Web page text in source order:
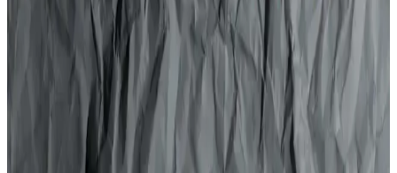
Bonhair Şekillendirici Saç Jölesi 500 ml: Yüksek
Tutuculuk ve Doğal Hacim Sağlayan Ürün
Bonhair Şekillendirici Saç Jölesi 500 ml, yüksek tutuculuk ve doğal
hacim sunar. Besleyici formülüyle saçları korur, kabarmayı önler ve
yapışkanlık bırakmadan hafif ıslaklık sağlar.
Totex Jöle Freeze 250 ml ile Güçlü ve Doğal Saç
Şekillendirme Çözümü